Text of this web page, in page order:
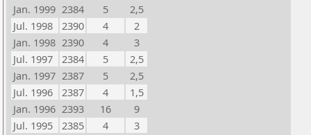
Jan. 1999 2384 5
2,5
Jul. 1998
2390 4
2
Jan. 1998 2390 4
3
Jul. 1997
2384 5
2,5
Jan. 1997 2387 5
2,5
Jul. 1996
2387 4
1,5
Jan. 1996 2393 16
9
Jul. 1995
2385 4
3